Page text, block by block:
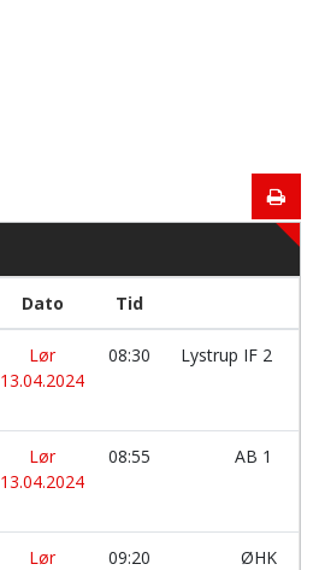
Dato Tid
Lør
13.04.2024
08:30 Lystrup IF 2
Lør
13.04.2024
08:55 AB 1
Lør
09:20
ØHK